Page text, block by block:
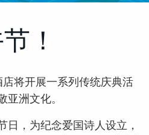
！
将开展一系列传统庆典活
洲文化。
日，为纪念爱国诗人设立，